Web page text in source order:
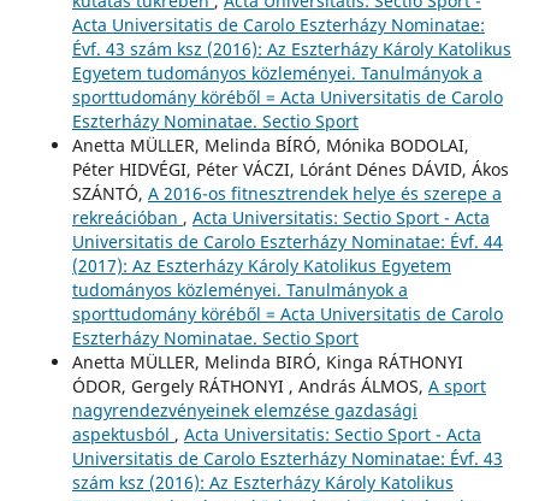
Acta Universitatis de Carolo Eszterházy Nominatae:
Évf. 43 szám ksz (2016): Az Eszterházy Károly Katolikus
Egyetem tudományos közleményei. Tanulmányok a
sporttudomány köréből = Acta Universitatis de Carolo
Eszterházy Nominatae. Sectio Sport
Anetta MÜLLER, Melinda BÍRÓ, Mónika BODOLAI,
Péter HIDVÉGI, Péter VÁCZI, Lóránt Dénes DÁVID, Ákos
SZÁNTÓ, A 2016-os fitnesztrendek helye és szerepe a
rekreációban , Acta Universitatis: Sectio Sport - Acta
Universitatis de Carolo Eszterházy Nominatae: Évf. 44
(2017): Az Eszterházy Károly Katolikus Egyetem
tudományos közleményei. Tanulmányok a
sporttudomány köréből = Acta Universitatis de Carolo
Eszterházy Nominatae. Sectio Sport
Anetta MÜLLER, Melinda BIRÓ, Kinga RÁTHONYI
ÓDOR, Gergely RÁTHONYI , András ÁLMOS, A sport
nagyrendezvényeinek elemzése gazdasági
aspektusból , Acta Universitatis: Sectio Sport - Acta
Universitatis de Carolo Eszterházy Nominatae: Évf. 43
szám ksz (2016): Az Eszterházy Károly Katolikus